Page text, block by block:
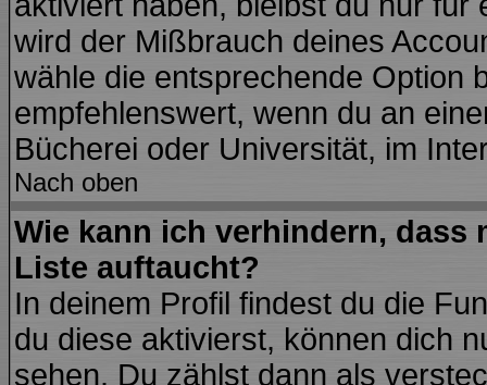
wird der Mißbrauch deines
wähle die entsprechende Option
empfehlenswert, wenn du an
Bücherei oder Universität, im
Nach oben
Wie kann ich verhindern, dass
Liste auftaucht?
In deinem Profil findest du die
du diese aktivierst, können dich
sehen. Du zählst dann als